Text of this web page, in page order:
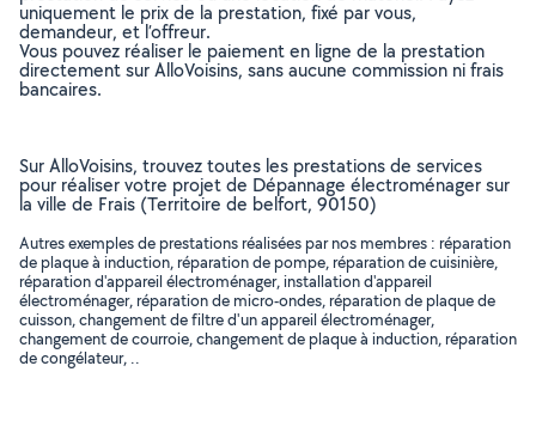
uniquement le prix de la prestation, fixé par vous,
demandeur, et l’offreur.
Vous pouvez réaliser le paiement en ligne de la prestation
directement sur AlloVoisins, sans aucune commission ni frais
bancaires.
Sur AlloVoisins, trouvez toutes les prestations de services
pour réaliser votre projet de Dépannage électroménager sur
la ville de Frais (Territoire de belfort, 90150)
Autres exemples de prestations réalisées par nos membres : réparation
de plaque à induction, réparation de pompe, réparation de cuisinière,
réparation d'appareil électroménager, installation d'appareil
électroménager, réparation de micro-ondes, réparation de plaque de
cuisson, changement de filtre d'un appareil électroménager,
changement de courroie, changement de plaque à induction, réparation
de congélateur, ..